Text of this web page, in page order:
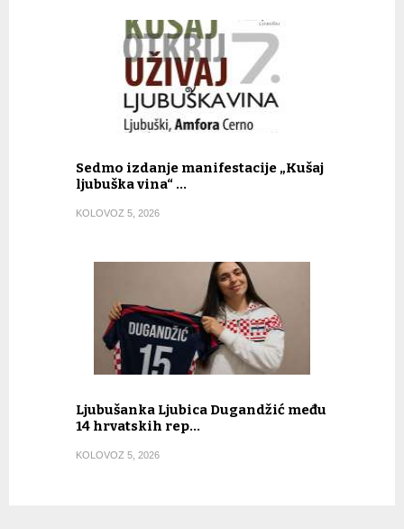
Sedmo izdanje manifestacije „Kušaj
ljubuška vina“ …
KOLOVOZ 5, 2026
Ljubušanka Ljubica Dugandžić među
14 hrvatskih rep…
KOLOVOZ 5, 2026